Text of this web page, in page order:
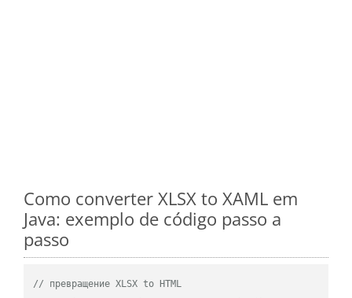
Como converter XLSX to XAML em
Java: exemplo de código passo a
passo
// превращение XLSX to HTML